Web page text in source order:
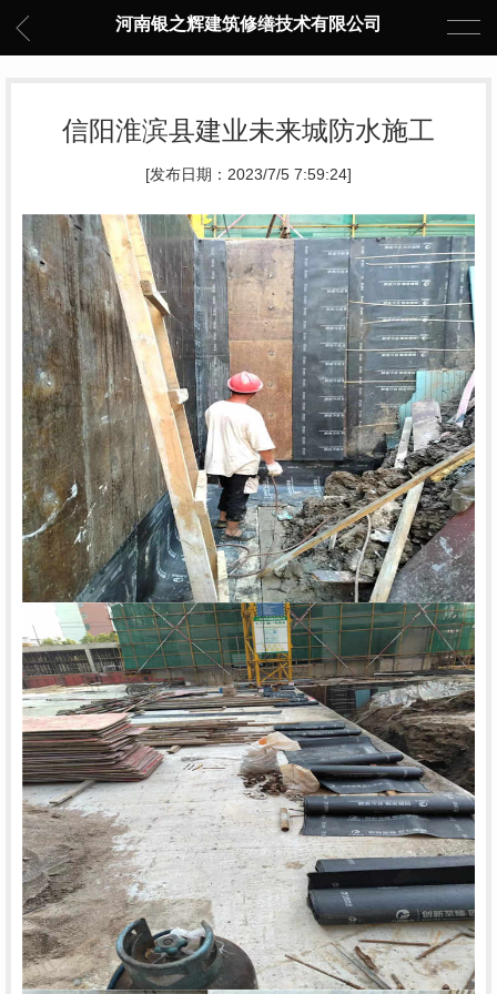
河南银之辉建筑修缮技术有限公司
信阳淮滨县建业未来城防水施工
[发布日期：2023/7/5 7:59:24]